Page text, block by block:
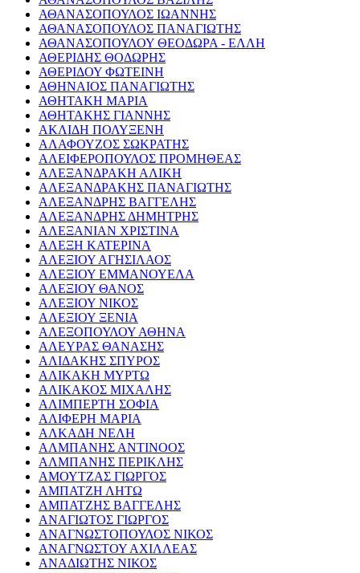
ΑΘΑΝΑΣΟΠΟΥΛΟΣ ΙΩΑΝΝΗΣ
ΑΘΑΝΑΣΟΠΟΥΛΟΣ ΠΑΝΑΓΙΩΤΗΣ
ΑΘΑΝΑΣΟΠΟΥΛΟΥ ΘΕΟΔΩΡΑ - ΕΛΛΗ
ΑΘΕΡΙΔΗΣ ΘΟΔΩΡΗΣ
ΑΘΕΡΙΔΟΥ ΦΩΤΕΙΝΗ
ΑΘΗΝΑΙΟΣ ΠΑΝΑΓΙΩΤΗΣ
ΑΘΗΤΑΚΗ ΜΑΡΙΑ
ΑΘΗΤΑΚΗΣ ΓΙΑΝΝΗΣ
ΑΚΛΙΔΗ ΠΟΛΥΞΕΝΗ
ΑΛΑΦΟΥΖΟΣ ΣΩΚΡΑΤΗΣ
ΑΛΕΙΦΕΡΟΠΟΥΛΟΣ ΠΡΟΜΗΘΕΑΣ
ΑΛΕΞΑΝΔΡΑΚΗ ΑΛΙΚΗ
ΑΛΕΞΑΝΔΡΑΚΗΣ ΠΑΝΑΓΙΩΤΗΣ
ΑΛΕΞΑΝΔΡΗΣ ΒΑΓΓΕΛΗΣ
ΑΛΕΞΑΝΔΡΗΣ ΔΗΜΗΤΡΗΣ
ΑΛΕΞΑΝΙΑΝ ΧΡΙΣΤΙΝΑ
ΑΛΕΞΗ ΚΑΤΕΡΙΝΑ
ΑΛΕΞΙΟΥ ΑΓΗΣΙΛΑΟΣ
ΑΛΕΞΙΟΥ ΕΜΜΑΝΟΥΕΛΑ
ΑΛΕΞΙΟΥ ΘΑΝΟΣ
ΑΛΕΞΙΟΥ ΝΙΚΟΣ
ΑΛΕΞΙΟΥ ΞΕΝΙΑ
ΑΛΕΞΟΠΟΥΛΟΥ ΑΘΗΝΑ
ΑΛΕΥΡΑΣ ΘΑΝΑΣΗΣ
ΑΛΙΔΑΚΗΣ ΣΠΥΡΟΣ
ΑΛΙΚΑΚΗ ΜΥΡΤΩ
ΑΛΙΚΑΚΟΣ ΜΙΧΑΛΗΣ
ΑΛΙΜΠΕΡΤΗ ΣΟΦΙΑ
ΑΛΙΦΕΡΗ ΜΑΡΙΑ
ΑΛΚΑΔΗ ΝΕΛΗ
ΑΛΜΠΑΝΗΣ ΑΝΤΙΝΟΟΣ
ΑΛΜΠΑΝΗΣ ΠΕΡΙΚΛΗΣ
ΑΜΟΥΤΖΑΣ ΓΙΩΡΓΟΣ
ΑΜΠΑΤΖΗ ΛΗΤΩ
ΑΜΠΑΤΖΗΣ ΒΑΓΓΕΛΗΣ
ΑΝΑΓΙΩΤΟΣ ΓΙΩΡΓΟΣ
ΑΝΑΓΝΩΣΤΟΠΟΥΛΟΣ ΝΙΚΟΣ
ΑΝΑΓΝΩΣΤΟΥ ΑΧΙΛΛΕΑΣ
ΑΝΑΔΙΩΤΗΣ ΝΙΚΟΣ